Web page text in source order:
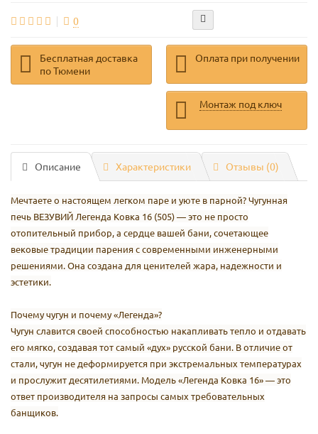
0
Бесплатная доставка
по Тюмени
Оплата при получении
Монтаж под ключ
Описание Характеристики Отзывы (0)
Мечтаете о настоящем легком паре и уюте в парной? Чугунная
печь ВЕЗУВИЙ Легенда Ковка 16 (505) — это не просто
отопительный прибор, а сердце вашей бани, сочетающее
вековые традиции парения с современными инженерными
решениями. Она создана для ценителей жара, надежности и
эстетики.
Почему чугун и почему «Легенда»?
Чугун славится своей способностью накапливать тепло и отдавать
его мягко, создавая тот самый «дух» русской бани. В отличие от
стали, чугун не деформируется при экстремальных температурах
и прослужит десятилетиями. Модель «Легенда Ковка 16» — это
ответ производителя на запросы самых требовательных
банщиков.